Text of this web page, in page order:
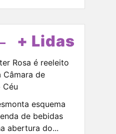
+ Lidas
Rosa é reeleito
Câmara de
Céu
esquema
de bebidas
abertura do...